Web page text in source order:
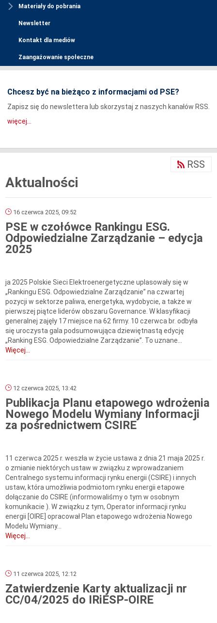
Materiały do pobrania
Newsletter
Kontakt dla mediów
Zaangażowanie społeczne
Chcesz być na bieżąco z informacjami od PSE?
Zapisz się do newslettera lub skorzystaj z naszych kanałów RSS.
więcej...
Aktualności
RSS
16 czerwca 2025, 09:52
PSE w czołówce Rankingu ESG.
Odpowiedzialne Zarządzanie – edycja
2025
ja 2025 Polskie Sieci Elektroenergetyczne uplasowały się w
„Rankingu ESG. Odpowiedzialne Zarządzanie” na czwartej
pozycji w sektorze paliwa, energetyka, wydobycie, a także w
pierwszej piątce liderów obszaru Governance. W klasyfikacji
generalnej zajęły 17 miejsce na 62 firmy. 10 czerwca br. odbyła
się uroczysta gala podsumowująca dziewiętnastą edycję
„Ranking ESG. Odpowiedzialne Zarządzanie”. To uznane...
Więcej...
12 czerwca 2025, 13:42
Publikacja Planu etapowego wdrożenia
Nowego Modelu Wymiany Informacji
za pośrednictwem CSIRE
11 czerwca 2025 r. weszła w życie ustawa z dnia 21 maja 2025 r.
o zmianie niektórych ustaw w związku z wprowadzaniem
Centralnego systemu informacji rynku energii (CSIRE) i innych
ustaw, która umożliwia podmiotom rynku energii etapowe
dołączanie do CSIRE (informowaliśmy o tym w osobnym
komunikacie ). W związku z tym, Operator informacji rynku
energii [OIRE] opracował Plan etapowego wdrożenia Nowego
Modelu Wymiany...
Więcej...
11 czerwca 2025, 12:12
Zatwierdzenie Karty aktualizacji nr
CC/04/2025 do IRiESP-OIRE